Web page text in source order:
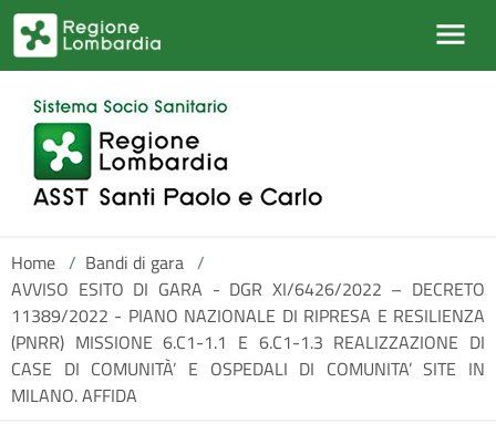
Salta al contenuto principale
Home / Bandi di gara /
AVVISO ESITO DI GARA - DGR XI/6426/2022 – DECRETO
11389/2022 - PIANO NAZIONALE DI RIPRESA E RESILIENZA
(PNRR) MISSIONE 6.C1-1.1 E 6.C1-1.3 REALIZZAZIONE DI
CASE DI COMUNITÀ’ E OSPEDALI DI COMUNITA’ SITE IN
MILANO. AFFIDA